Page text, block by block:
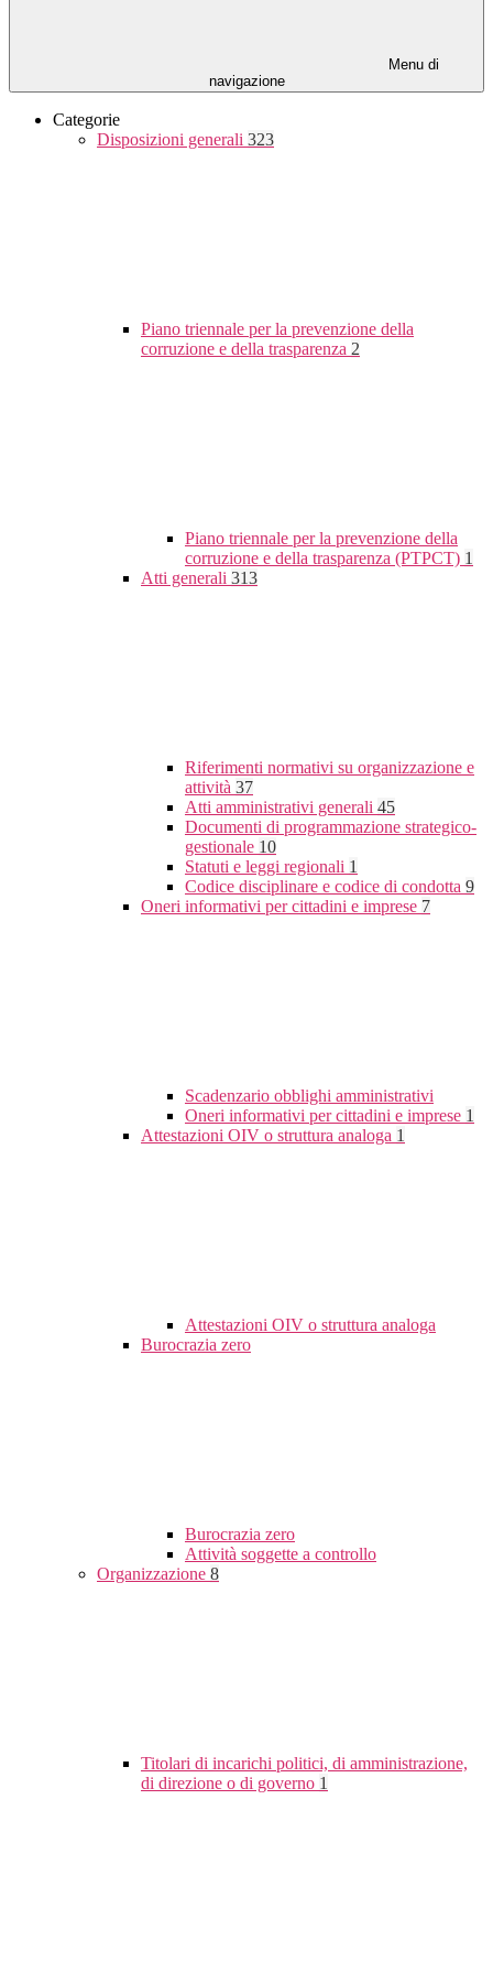
Menu di
navigazione
Categorie
Disposizioni generali 323
Piano triennale per la prevenzione della
corruzione e della trasparenza 2
Piano triennale per la prevenzione della
corruzione e della trasparenza (PTPCT) 1
Atti generali 313
Riferimenti normativi su organizzazione e
attività 37
Atti amministrativi generali 45
Documenti di programmazione strategico-
gestionale 10
Statuti e leggi regionali 1
Codice disciplinare e codice di condotta 9
Oneri informativi per cittadini e imprese 7
Scadenzario obblighi amministrativi
Oneri informativi per cittadini e imprese 1
Attestazioni OIV o struttura analoga 1
Attestazioni OIV o struttura analoga
Burocrazia zero
Burocrazia zero
Attività soggette a controllo
Organizzazione 8
Titolari di incarichi politici, di amministrazione,
di direzione o di governo 1